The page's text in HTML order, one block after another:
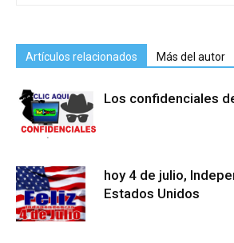
Artículos relacionados Más del autor
Los confidenciales
hoy 4 de julio,
Estados Unidos